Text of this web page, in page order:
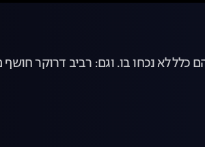
לא נכחו בו. וגם: רביב דרוקר